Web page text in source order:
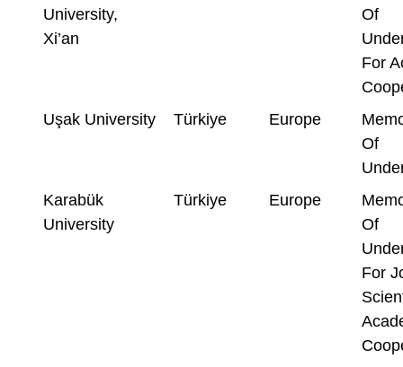
University,
Xi’an
Of
For
Uşak University
Türkiye Europe
Of
Karabük
University
Türkiye Europe
Of
For